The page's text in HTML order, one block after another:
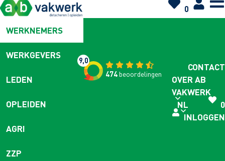
0
WERKNEMERS
WERKGEVERS
LEDEN
OPLEIDEN
AGRI
ZZP
9,0
474beoordelingen
CONTACT
OVER AB
VAKWERK
NL
0
INLOGGEN